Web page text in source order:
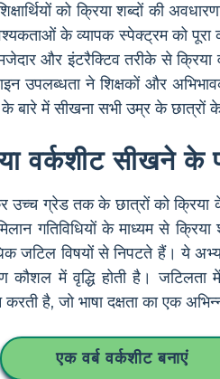
को क्रिया शब्दों की
के व्यापक स्पेक्ट्रम को पूरा
और इंटरैक्टिव तरीके से
उपलब्धता ने शिक्षकों और
के बारे में सीखना सभी उम्र के
वर्कशीट सीखने के
उच्च ग्रेड तक के छात्रों को
गतिविधियों के माध्यम से
विषयों से निपटते हैं। ये
में वृद्धि होती है। जटिलता में
है, जो भाषा दक्षता का एक
एक वर्ब वर्कशीट बनाएं